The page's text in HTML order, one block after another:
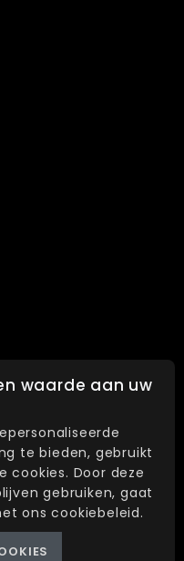
Amsterdam
waarde aan uw
te bieden, gebruikt
cookies. Door deze
gebruiken, gaat
ons cookiebeleid.